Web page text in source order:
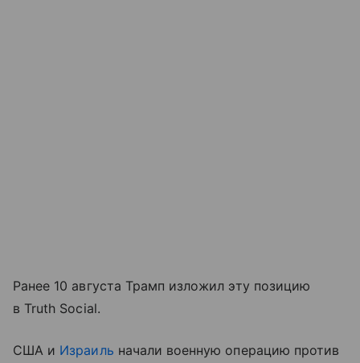
Ранее 10 августа Трамп изложил эту позицию
в Truth Social.
США и Израиль начали военную операцию против